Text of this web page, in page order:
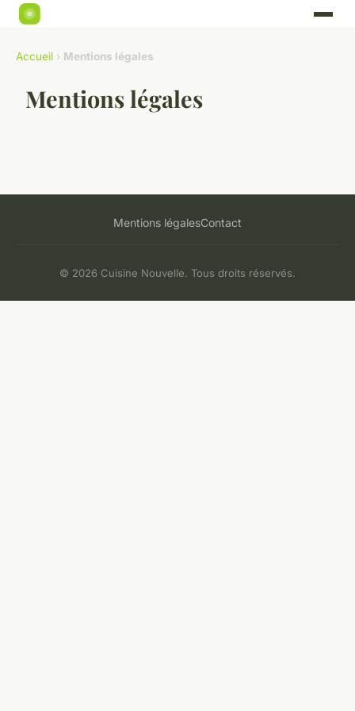
Accueil › Mentions légales
Mentions légales
Mentions légalesContact
© 2026 Cuisine Nouvelle. Tous droits réservés.